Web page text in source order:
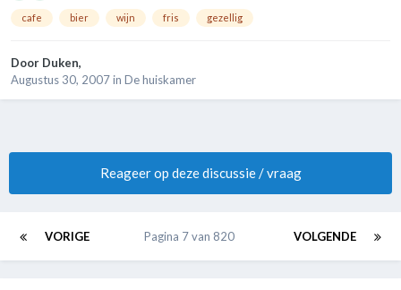
cafe bier wijn fris gezellig
Door Duken,
Augustus 30, 2007in De huiskamer
Reageer op deze discussie / vraag
VORIGE VOLGENDE
Pagina 7 van 820